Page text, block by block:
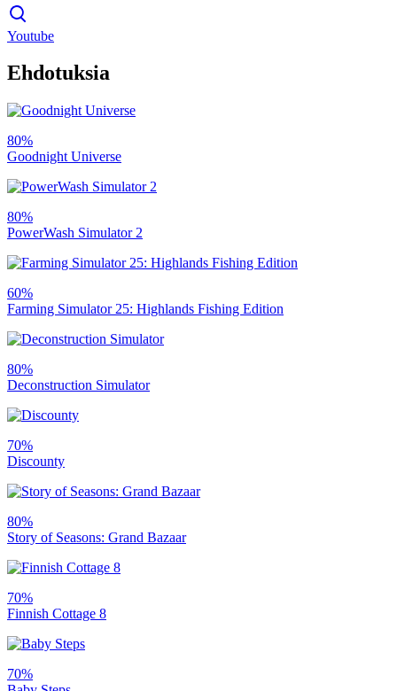
Youtube
Ehdotuksia
80%
Goodnight Universe
80%
PowerWash Simulator 2
60%
Farming Simulator 25: Highlands Fishing Edition
80%
Deconstruction Simulator
70%
Discounty
80%
Story of Seasons: Grand Bazaar
70%
Finnish Cottage 8
70%